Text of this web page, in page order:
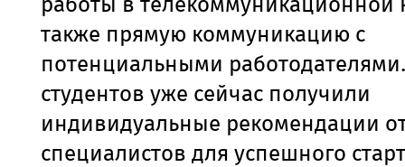
также прямую коммуникацию с
потенциальными
студентов уже сейчас получили
индивидуальные рекомендации
специалистов для успешного